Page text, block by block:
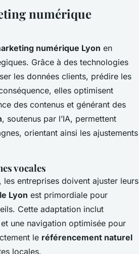
numérique
numérique Lyon en
Grâce à des technologies
les données clients, prédire les
elles optimisent
des contenus et générant des
, soutenus par l’IA, permettent
orientant ainsi les ajustements
vocales
entreprises doivent ajuster leurs
Lyon est primordiale pour
Cette adaptation inclut
une navigation optimisée pour
le référencement naturel
locales.